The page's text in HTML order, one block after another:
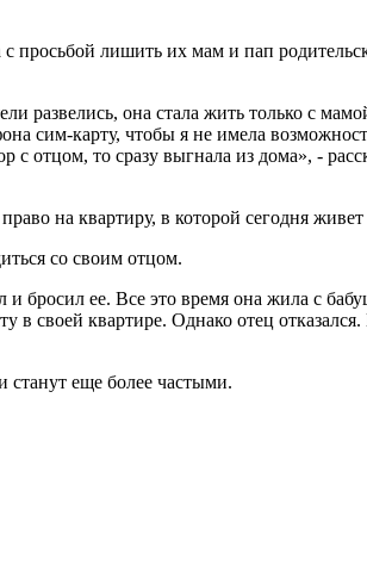
просьбой лишить их мам и пап
развелись, она стала жить только с
сим-карту, чтобы я не имела
то сразу выгнала из дома», -
на квартиру, в которой сегодня живет
со своим отцом.
и бросил ее. Все это время она жила с
своей квартире. Однако отец
станут еще более частыми.